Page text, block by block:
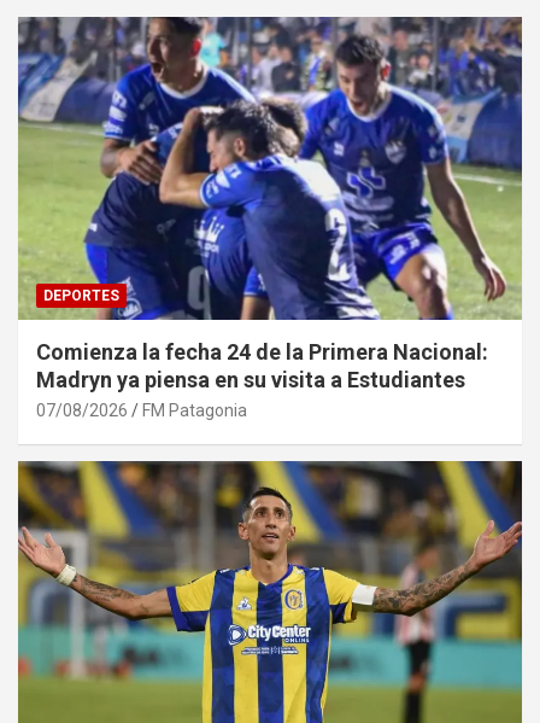
DEPORTES
Comienza la fecha 24 de la Primera Nacional:
Madryn ya piensa en su visita a Estudiantes
07/08/2026 FM Patagonia